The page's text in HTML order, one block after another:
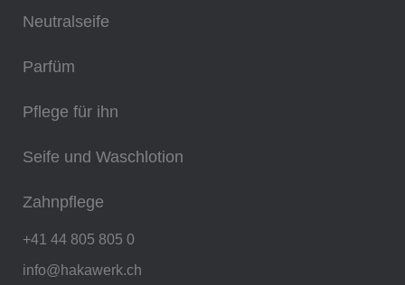
Neutralseife
Parfüm
Pflege für ihn
Seife und Waschlotion
Zahnpflege
+41 44 805 805 0
info@hakawerk.ch